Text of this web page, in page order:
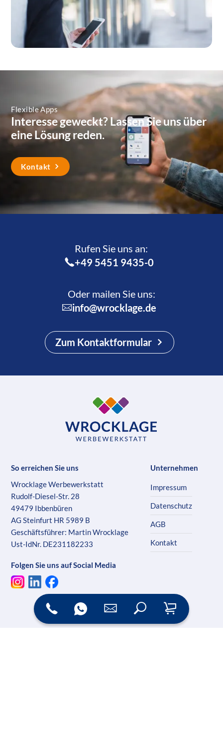
Flexible Apps
Interesse geweckt? Lassen Sie uns über
eine Lösung reden.
Kontakt
Rufen Sie uns an:­
+49 5451 9435-0
Oder mailen Sie uns:
info@wrocklage.de
Zum Kontaktformular
So erreichen Sie uns
Wrocklage Werbewerkstatt
Rudolf-Diesel-Str. 28
49479 Ibbenbüren
AG Steinfurt HR 5989 B
Geschäftsführer: Martin Wrocklage
Ust-IdNr. DE231182233
Folgen Sie uns auf Social Media
Unternehmen
Impressum
Datenschutz
AGB
Kontakt